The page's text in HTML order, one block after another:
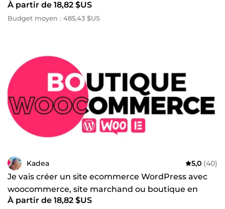
À partir de 18,82 $US
Budget moyen : 485,43 $US
Kadea 5,0 (40)
Je vais créer un site ecommerce WordPress avec
woocommerce, site marchand ou boutique en
ligne
À partir de 18,82 $US